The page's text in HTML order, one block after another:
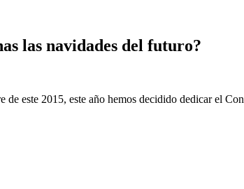
las navidades del futuro?
de este 2015, este año hemos decidido dedicar el